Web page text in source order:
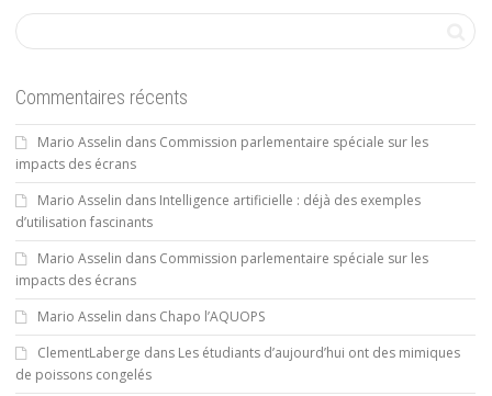
Commentaires récents
Mario Asselin dans Commission parlementaire spéciale sur les
impacts des écrans
Mario Asselin dans Intelligence artificielle : déjà des exemples
d’utilisation fascinants
Mario Asselin dans Commission parlementaire spéciale sur les
impacts des écrans
Mario Asselin dans Chapo l’AQUOPS
ClementLaberge dans Les étudiants d’aujourd’hui ont des mimiques
de poissons congelés